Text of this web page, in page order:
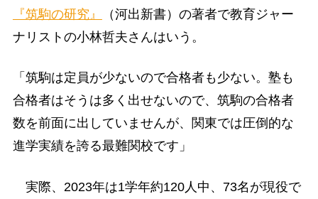
『筑駒の研究』
（河出新書）の著者で教育ジャー
ナリストの小林哲夫さんはいう。
「筑駒は定員が少ないので合格者も少ない。塾も
合格者はそうは多く出せないので、筑駒の合格者
数を前面に出していませんが、関東では圧倒的な
進学実績を誇る最難関校です」
実際、2023年は1学年約120人中、73名が現役で